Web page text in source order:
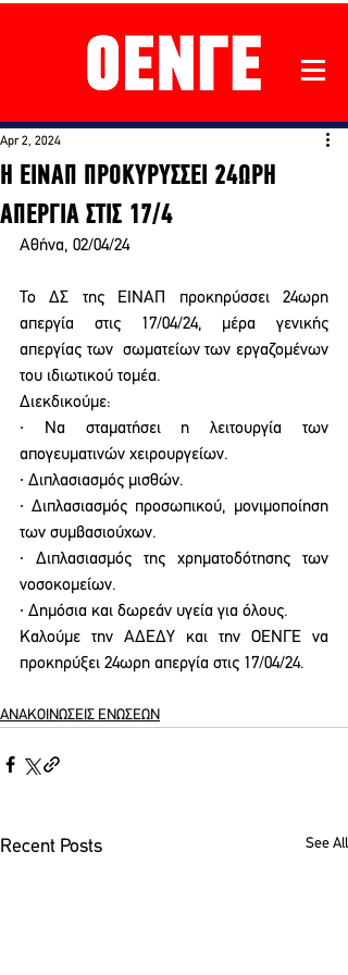
Η ΕΙΝΑΠ ΠΡΟΚΥΡΥΣΣΕΙ 24ΩΡΗ
ΑΠΕΡΓΙΑ ΣΤΙΣ 17/4
Apr 2, 2024
Αθήνα, 02/04/24
Το ΔΣ της ΕΙΝΑΠ προκηρύσσει 24ωρη
απεργία στις 17/04/24, μέρα γενικής
απεργίας των  σωματείων των εργαζομένων
του ιδιωτικού τομέα.
Διεκδικούμε:
∙ Να σταματήσει η λειτουργία των
απογευματινών χειρουργείων.
∙ Διπλασιασμός μισθών.
∙ Διπλασιασμός προσωπικού, μονιμοποίηση
των συμβασιούχων.
∙ Διπλασιασμός της χρηματοδότησης των
νοσοκομείων.
∙ Δημόσια και δωρεάν υγεία για όλους.
Καλούμε την ΑΔΕΔΥ και την ΟΕΝΓΕ να
προκηρύξει 24ωρη απεργία στις 17/04/24.
ΑΝΑΚΟΙΝΩΣΕΙΣ ΕΝΩΣΕΩΝ
Recent Posts See All